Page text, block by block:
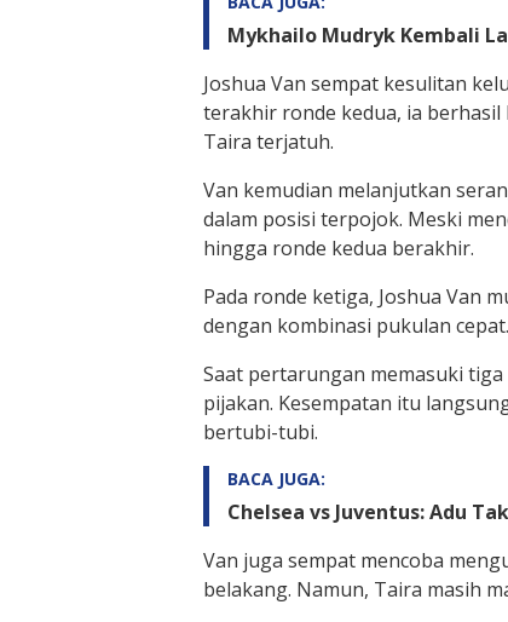
Mykhailo Mudryk Kembali
Joshua Van sempat kesulitan
terakhir ronde kedua, ia
Taira terjatuh.
Van kemudian melanjutkan
dalam posisi terpojok. Meski
hingga ronde kedua berakhir.
Pada ronde ketiga, Joshua Van
dengan kombinasi pukulan cepat.
Saat pertarungan memasuki
pijakan. Kesempatan itu
bertubi-tubi.
BACA JUGA:
Chelsea vs Juventus: Adu
Van juga sempat mencoba
belakang. Namun, Taira masih